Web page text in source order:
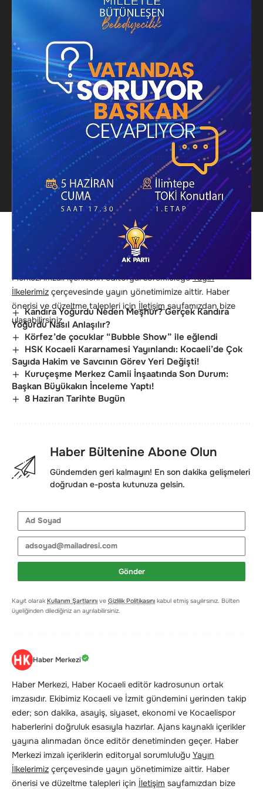
doğrudan e-posta kutunuza gelsin.
Gönder
Kayıt olarak Kullanım ŞartlarınıveGizlilik Politikasınıkabul etmiş sayılırsınız. Bülten
üyeliğinden dilediğiniz an ayrılabilirsiniz.
Haber Merkezi
Haber Merkezi, Haber Kocaeli editör kadrosunun ortak
imzasıdır. Ekibimiz Kocaeli ve İzmit gündemini yerinden takip
eder; son dakika, asayiş, siyaset, ekonomi ve Kocaelispor
haberlerini doğruluk esasıyla hazırlar. Ajans kaynaklı içerikler
yayına alınmadan önce editör denetiminden geçer. Haber
Merkezi imzalı içeriklerin editoryal sorumluluğuYayın
İlkelerimiz çerçevesinde yayın yönetimimize aittir. Haber
önerisi ve düzeltme talepleri için İletişim sayfamızdan bize
ulaşabilirsiniz.
Kandıra Yoğurdu Neden Meşhur? Gerçek Kandıra
Yoğurdu Nasıl Anlaşılır?
Körfez’de çocuklar “Bubble Show” ile eğlendi
HSK Kocaeli Kararnamesi Yayınlandı: Kocaeli’de Çok
Sayıda Hakim ve Savcının Görev Yeri Değişti!
Kuruçeşme Merkez Camii İnşaatında Son Durum:
Başkan Büyükakın İnceleme Yaptı!
8 Haziran Tarihte Bugün
Haber Bültenine Abone Olun
Gündemden geri kalmayın! En son dakika gelişmeleri
doğrudan e-posta kutunuza gelsin.
Gönder
Kayıt olarak Kullanım Şartlarını ve Gizlilik Politikasını kabul etmiş sayılırsınız. Bülten
üyeliğinden dilediğiniz an ayrılabilirsiniz.
Haber Merkezi
Haber Merkezi, Haber Kocaeli editör kadrosunun ortak
imzasıdır. Ekibimiz Kocaeli ve İzmit gündemini yerinden takip
eder; son dakika, asayiş, siyaset, ekonomi ve Kocaelispor
haberlerini doğruluk esasıyla hazırlar. Ajans kaynaklı içerikler
yayına alınmadan önce editör denetiminden geçer. Haber
Merkezi imzalı içeriklerin editoryal sorumluluğu Yayın
İlkelerimiz çerçevesinde yayın yönetimimize aittir. Haber
önerisi ve düzeltme talepleri için İletişim sayfamızdan bize
İletişim
Yayın İlkeleri
Gizlilik Politikası
Çerez Politikası
KVKK Metni
Bizi Takip Et
© 2026 Haber Kocaeli - www.haberkocaeli.com | Tüm Hakları Saklıdır